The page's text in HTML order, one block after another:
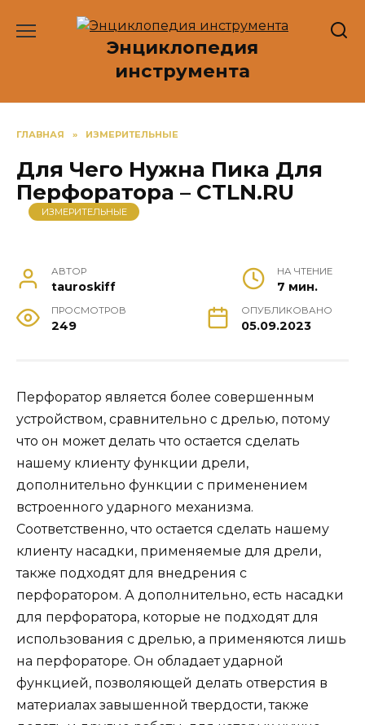
Энциклопедия
инструмента
ГЛАВНАЯ » ИЗМЕРИТЕЛЬНЫЕ
Для Чего Нужна Пика Для
Перфоратора – CTLN.RU
ИЗМЕРИТЕЛЬНЫЕ
АВТОР
tauroskiff
НА ЧТЕНИЕ
7 мин.
ПРОСМОТРОВ
249
ОПУБЛИКОВАНО
05.09.2023
Перфоратор является более совершенным
устройством, сравнительно с дрелью, потому
что он может делать что остается сделать
нашему клиенту функции дрели,
дополнительно функции с применением
встроенного ударного механизма.
Соответственно, что остается сделать нашему
клиенту насадки, применяемые для дрели,
также подходят для внедрения с
перфоратором. А дополнительно, есть насадки
для перфоратора, которые не подходят для
использования с дрелью, а применяются лишь
на перфораторе. Он обладает ударной
функцией, позволяющей делать отверстия в
материалах завышенной твердости, также